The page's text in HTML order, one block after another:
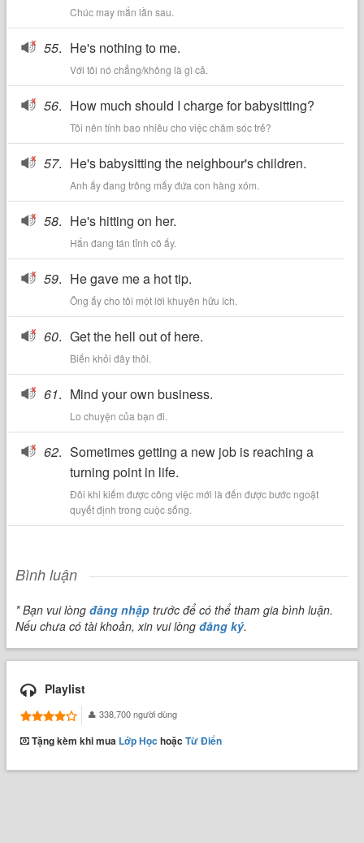
Chúc may mắn lần sau.
55. He's nothing to me.
Với tôi nó chẳng/không là gì cả.
56. How much should I charge for babysitting?
Tôi nên tính bao nhiêu cho việc chăm sóc trẻ?
57. He's babysitting the neighbour's children.
Anh ấy đang trông mấy đứa con hàng xóm.
58. He's hitting on her.
Hắn đang tán tỉnh cô ấy.
59. He gave me a hot tip.
Ông ấy cho tôi một lời khuyên hữu ích.
60. Get the hell out of here.
Biến khỏi đây thôi.
61. Mind your own business.
Lo chuyện của bạn đi.
62. Sometimes getting a new job is reaching a
turning point in life.
Đôi khi kiếm được công việc mới là đến được bước ngoặt
quyết định trong cuộc sống.
Bình luận
* Bạn vui lòngđăng nhập trước để có thể tham gia bình luận.
Nếu chưa có tài khoản, xin vui lòngđăng ký.
Playlist
338,700 người dùng
Tặng kèm khi mua Lớp Học hoặcTừ Điển